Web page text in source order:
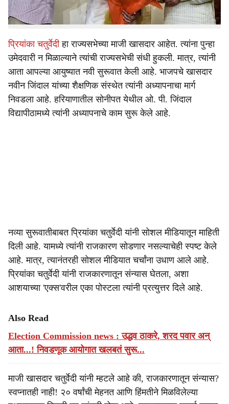
उधाण आले आहे.
प्रियांका चतुर्वेदीहा राज्यसभेच्या माजी खासदार आहेत. त्यांना पुन्हा
उमेदवारी न मिळाल्याने त्यांची राज्यसभेची संधी हुकली. मात्र, त्यांनी
आता आपल्या आयुष्यात नवी सुरूवात केली आहे. भाजपचे खासदार
नवीन जिंदाल यांच्या शैक्षणिक संस्थेत त्यांनी अध्यापनाचा मार्ग
निवडला आहे. हरियाणातील सोनीपत येथील ओ. पी. जिंदाल
विद्यापीठामध्ये त्यांनी अध्यापनाचे काम सुरू केले आहे.
नव्या सुरूवातीबाबत प्रियांका चतुर्वेदी यांनी सोशल मीडियातून माहिती
दिली आहे. यामध्ये त्यांनी राजकारण सोडणार नसल्याचेही स्पष्ट केले
आहे. मात्र, त्यानंतरही सोशल मीडियात चर्चांना उधाण आले आहे.
प्रियांका चतुर्वेदी यांनी राजकारणातून संन्यास घेतला, अशा
आशयाच्या 'एक्स'वरील एका पोस्टला त्यांनी प्रत्युत्तर दिले आहे.
Also Read
Election Commission news : उद्धव ठाकरे, शरद पवार अन्
आता...! निवडणूक आयोगात खलबतं सुरू...
माजी खासदार चतुर्वेदी यांनी म्हटले आहे की, राजकारणातून संन्यास?
स्वप्नातही नाही! २० वर्षांची मेहनत आणि हिंमतीने मिळविलेल्या